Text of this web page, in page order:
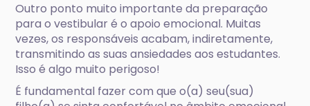
Outro ponto muito importante da preparação
para o vestibular é o apoio emocional. Muitas
vezes, os responsáveis acabam, indiretamente,
transmitindo as suas ansiedades aos estudantes.
Isso é algo muito perigoso!
É fundamental fazer com que o(a) seu(sua)